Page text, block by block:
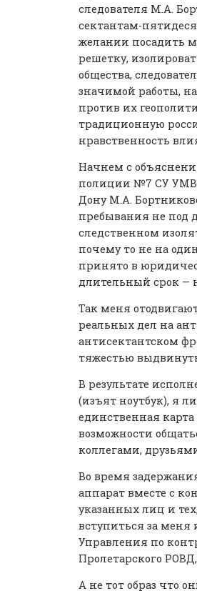
следователя М.А.
сектантам-
желании посадить
решетку,
общества,
значимой работы,
против их
традиционную
нравственность
Начнем с
полиции №7 СУ
Дону М.А.
пребывания не под
следственном
почему то не на
принято в
длительный срок —
Так меня
реальных дел на
антисектантском
тяжестью
В результате
(изъят ноутбук), я
единственная
возможности
коллегами,
Во время
аппарат вместе с
указанных лиц и
вступиться за
Управления по
Пролетарского
А не тот образ что